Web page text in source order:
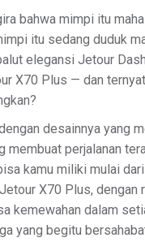
bahwa mimpi itu
itu sedang duduk
elegansi Jetour
X70 Plus — dan
desainnya yang
membuat perjalanan
kamu miliki mulai
X70 Plus, dengan
kemewahan dalam
yang begitu